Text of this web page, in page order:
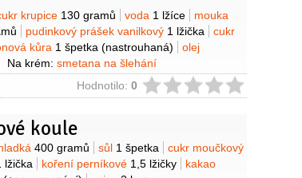
krupice 130 gramů voda 1 lžíce
mouka
pudinkový prášek vanilkový 1 lžička
cukr
kůra 1 špetka (nastrouhaná)
olej
Na krém: smetana na šlehání
cukr vanilkový2 balíčky
Kromě
malý kousek) lentilky1 kus (stejné barvy, jako
Hodnotilo: 0
koule
400 gramů sůl 1 špetka
cukr moučkový
lžička koření perníkové 1,5 lžičky
kakao